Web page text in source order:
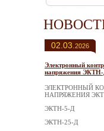
02.03. 2026
Электронный
напряжения
ЭЛЕКТРОННЫЙ
НАПРЯЖЕНИЯ
ЭКТН-5-Д
ЭКТН-25-Д